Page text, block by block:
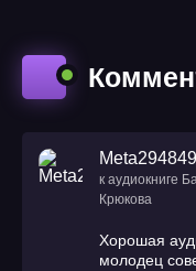
Meta294849
к аудиокниге
Крюкова
Хорошая
молодец